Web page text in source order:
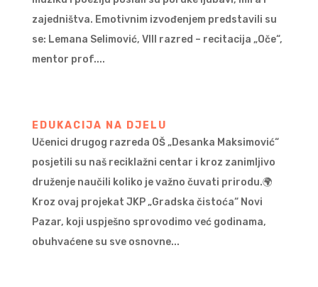
zajedništva. Emotivnim izvođenjem predstavili su
se: Lemana Selimović, VIII razred – recitacija „Oče“,
mentor prof....
EDUKACIJA NA DJELU
Učenici drugog razreda OŠ „Desanka Maksimović“
posjetili su naš reciklažni centar i kroz zanimljivo
druženje naučili koliko je važno čuvati prirodu.🌍
Kroz ovaj projekat JKP „Gradska čistoća“ Novi
Pazar, koji uspješno sprovodimo već godinama,
obuhvaćene su sve osnovne...